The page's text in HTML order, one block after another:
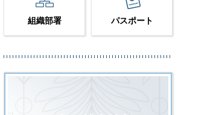
組織部署 パスポート